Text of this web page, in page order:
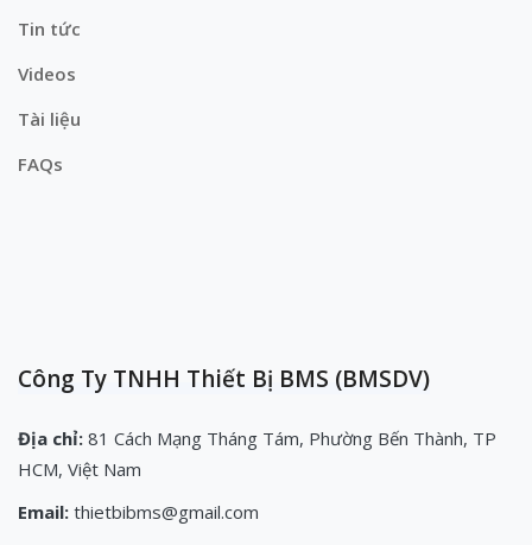
Tin tức
Videos
Tài liệu
FAQs
Công Ty TNHH Thiết Bị BMS (BMSDV)
Địa chỉ: 81 Cách Mạng Tháng Tám, Phường Bến Thành, TP
HCM, Việt Nam
Email: thietbibms@gmail.com